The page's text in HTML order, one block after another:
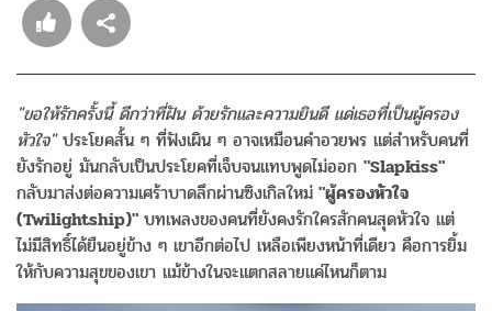
"ขอให้รักครั้งนี้ ดีกว่าที่ฝัน ด้วยรักและความยินดี แด่เธอที่เป็นผู้ครอง
หัวใจ"ประโยคสั้น ๆ ที่ฟังเผิน ๆ อาจเหมือนคำอวยพร แต่สำหรับคนที่
ยังรักอยู่ มันกลับเป็นประโยคที่เจ็บจนแทบพูดไม่ออก "Slapkiss"
กลับมาส่งต่อความเศร้าบาดลึกผ่านซิงเกิลใหม่ "ผู้ครองหัวใจ
(Twilightship)" บทเพลงของคนที่ยังคงรักใครสักคนสุดหัวใจ แต่
ไม่มีสิทธิ์ได้ยืนอยู่ข้าง ๆ เขาอีกต่อไป เหลือเพียงหน้าที่เดียว คือการยิ้ม
ให้กับความสุขของเขา แม้ข้างในจะแตกสลายแค่ไหนก็ตาม